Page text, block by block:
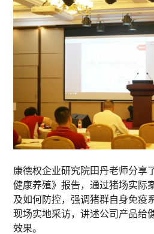
康德权企业研究院田丹老师分享
健康养殖》报告，通过猪场实际
及如何防控，强调猪群自身免疫
现场实地采访，讲述公司产品给
效果。